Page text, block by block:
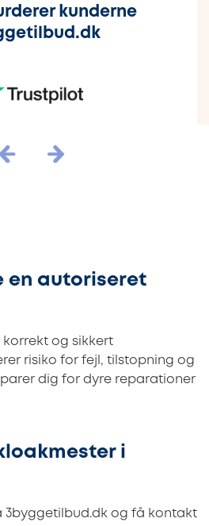
kunderne
en autoriseret
korrekt og sikkert
risiko for fejl, tilstopning og
dig for dyre reparationer
i
3byggetilbud.dk og få kontakt